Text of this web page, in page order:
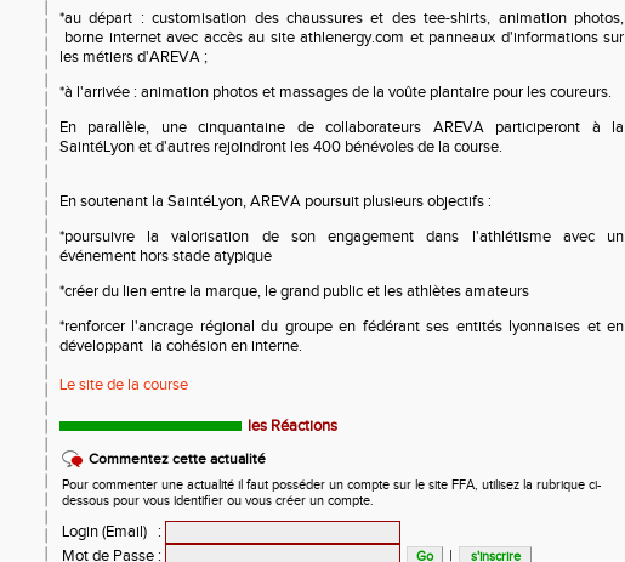
*au départ : customisation des chaussures et des tee-shirts, animation photos,
borne internet avec accès au site athlenergy.com et panneaux d'informations sur
les métiers d'AREVA ;
*à l'arrivée : animation photos et massages de la voûte plantaire pour les coureurs.
En parallèle, une cinquantaine de collaborateurs AREVA participeront à la
SaintéLyon et d'autres rejoindront les 400 bénévoles de la course.
En soutenant la SaintéLyon, AREVA poursuit plusieurs objectifs :
*poursuivre la valorisation de son engagement dans l'athlétisme avec un
événement hors stade atypique
*créer du lien entre la marque, le grand public et les athlètes amateurs
*renforcer l'ancrage régional du groupe en fédérant ses entités lyonnaises et en
développant la cohésion en interne.
Le site de la course
les Réactions
Commentez cette actualité
Pour commenter une actualité il faut posséder un compte sur le site FFA, utilisez la rubrique ci-
dessous pour vous identifier ou vous créer un compte.
Login (Email)
:
Mot de Passe : |